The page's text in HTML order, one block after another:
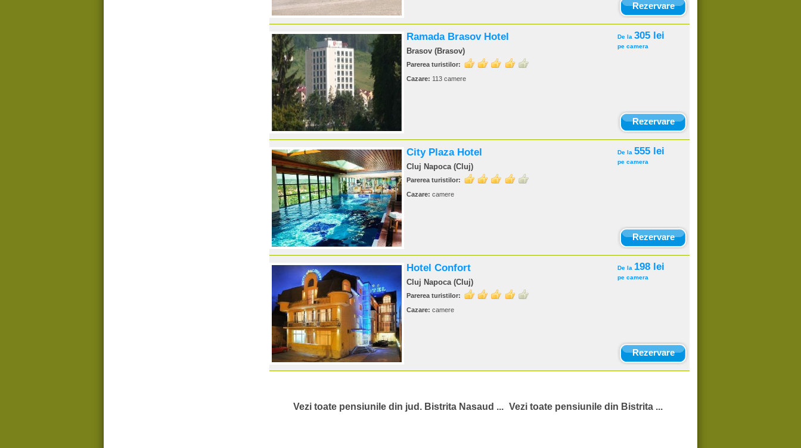
Rezervare
Ramada Brasov Hotel
Brasov (Brasov)
Parerea turistilor:
Cazare: 113 camere
De la 305 lei
pe camera
Rezervare
City Plaza Hotel
Cluj Napoca (Cluj)
Parerea turistilor:
Cazare: camere
De la 555 lei
pe camera
Rezervare
Hotel Confort
Cluj Napoca (Cluj)
Parerea turistilor:
Cazare: camere
De la 198 lei
pe camera
Rezervare
Vezi toate pensiunile din jud. Bistrita Nasaud ... Vezi toate pensiunile din Bistrita ...